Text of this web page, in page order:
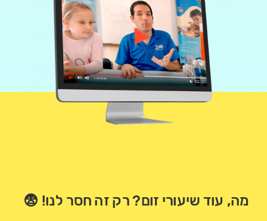
מה, עוד שיעורי זום? רק זה חסר לנו! 😨